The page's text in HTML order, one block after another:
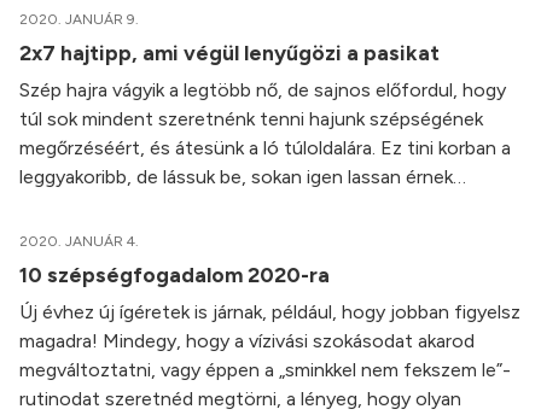
2020. JANUÁR 9.
2x7 hajtipp, ami végül lenyűgözi a pasikat
Szép hajra vágyik a legtöbb nő, de sajnos előfordul, hogy
túl sok mindent szeretnénk tenni hajunk szépségének
megőrzéséért, és átesünk a ló túloldalára. Ez tini korban a
leggyakoribb, de lássuk be, sokan igen lassan érnek…
2020. JANUÁR 4.
10 szépségfogadalom 2020-ra
Új évhez új ígéretek is járnak, például, hogy jobban figyelsz
magadra! Mindegy, hogy a vízivási szokásodat akarod
megváltoztatni, vagy éppen a „sminkkel nem fekszem le”-
rutinodat szeretnéd megtörni, a lényeg, hogy olyan